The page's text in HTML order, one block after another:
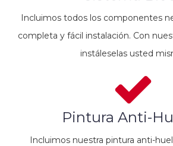
Incluimos todos los componentes
completa y fácil instalación. Con
instáleselas usted
Pintura Anti-
Incluimos nuestra pintura anti-